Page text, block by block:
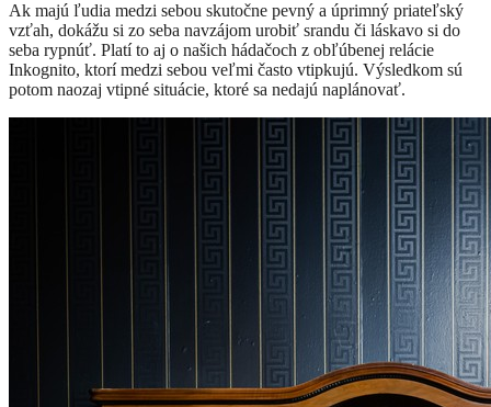
Ak majú ľudia medzi sebou skutočne pevný a úprimný priateľský
vzťah, dokážu si zo seba navzájom urobiť srandu či láskavo si do
seba rypnúť. Platí to aj o našich hádačoch z obľúbenej relácie
Inkognito, ktorí medzi sebou veľmi často vtipkujú. Výsledkom sú
potom naozaj vtipné situácie, ktoré sa nedajú naplánovať.